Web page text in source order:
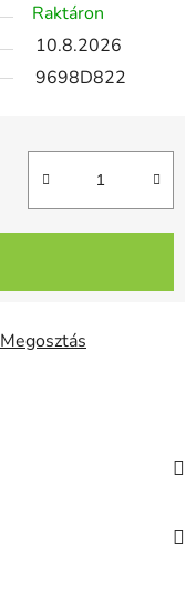
Raktáron
10.8.2026
9698D822
Megosztás